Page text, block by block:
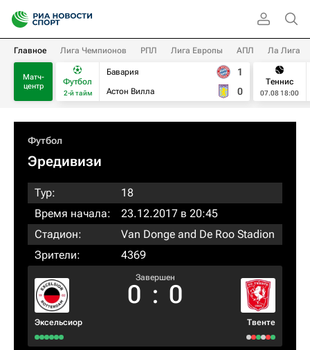
Главное Лига Чемпионов РПЛ Лига Европы АПЛ Ла Лига
Матч-
центр
Футбол
2-й тайм
Бавария
Астон Вилла
1
0
Теннис
07.08 18:00
Футбол
Эредивизи
Тур:
18
Время начала:
23.12.2017 в 20:45
Стадион:
Van Donge and De Roo Stadion
Зрители:
4369
Эксельсиор
Завершен
0 : 0
Твенте